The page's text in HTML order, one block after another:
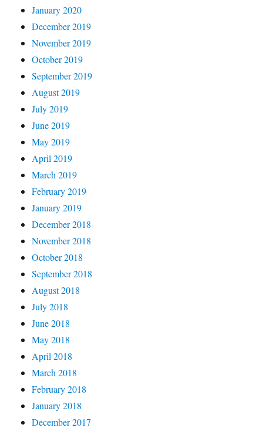
January 2020
December 2019
November 2019
October 2019
September 2019
August 2019
July 2019
June 2019
May 2019
April 2019
March 2019
February 2019
January 2019
December 2018
November 2018
October 2018
September 2018
August 2018
July 2018
June 2018
May 2018
April 2018
March 2018
February 2018
January 2018
December 2017